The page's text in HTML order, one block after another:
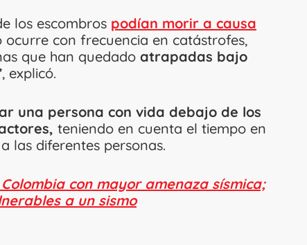
los escombros podían morir a causa
ocurre con frecuencia en catástrofes,
que han quedado atrapadas bajo
, explicó.
una persona con vida debajo de los
teniendo en cuenta el tiempo en
las diferentes personas.
con mayor amenaza sísmica;
a un sismo